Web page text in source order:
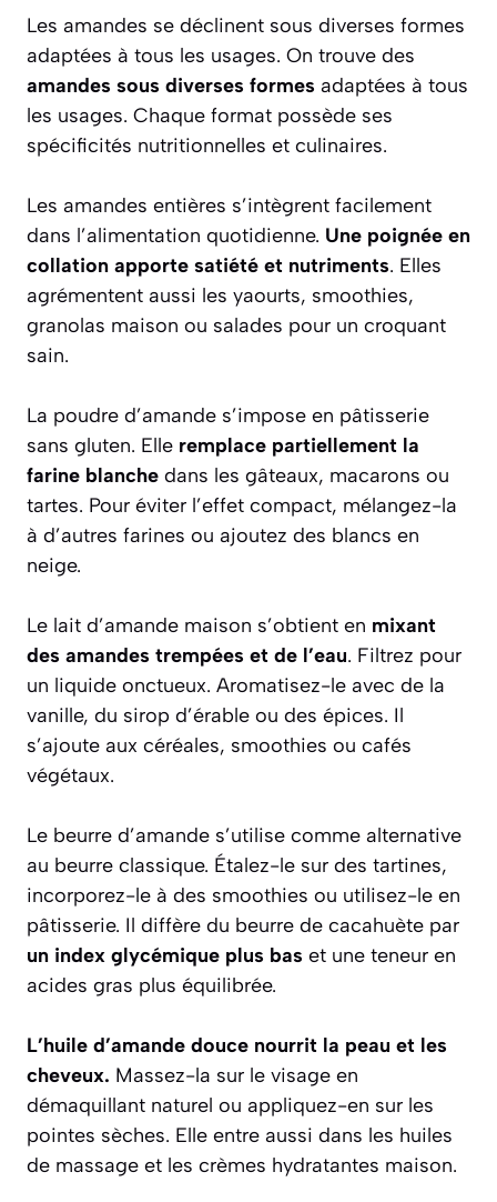
Les amandes se déclinent sous diverses formes
adaptées à tous les usages. On trouve des
amandes sous diverses formes adaptées à tous
les usages. Chaque format possède ses
spécificités nutritionnelles et culinaires.
Les amandes entières s’intègrent facilement
dans l’alimentation quotidienne. Une poignée en
collation apporte satiété et nutriments. Elles
agrémentent aussi les yaourts, smoothies,
granolas maison ou salades pour un croquant
sain.
La poudre d’amande s’impose en pâtisserie
sans gluten. Elle remplace partiellement la
farine blanche dans les gâteaux, macarons ou
tartes. Pour éviter l’effet compact, mélangez-la
à d’autres farines ou ajoutez des blancs en
neige.
Le lait d’amande maison s’obtient en mixant
des amandes trempées et de l’eau. Filtrez pour
un liquide onctueux. Aromatisez-le avec de la
vanille, du sirop d’érable ou des épices. Il
s’ajoute aux céréales, smoothies ou cafés
végétaux.
Le beurre d’amande s’utilise comme alternative
au beurre classique. Étalez-le sur des tartines,
incorporez-le à des smoothies ou utilisez-le en
pâtisserie. Il diffère du beurre de cacahuète par
un index glycémique plus bas et une teneur en
acides gras plus équilibrée.
L’huile d’amande douce nourrit la peau et les
cheveux. Massez-la sur le visage en
démaquillant naturel ou appliquez-en sur les
pointes sèches. Elle entre aussi dans les huiles
de massage et les crèmes hydratantes maison.